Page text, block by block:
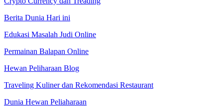
Berita Dunia Hari ini
Edukasi Masalah Judi Online
Permainan Balapan Online
Hewan Peliharaan Blog
Traveling Kuliner dan Rekomendasi Restaurant
Dunia Hewan Peliaharaan